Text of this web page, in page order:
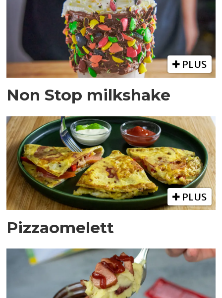
PLUS
Non Stop milkshake
PLUS
Pizzaomelett